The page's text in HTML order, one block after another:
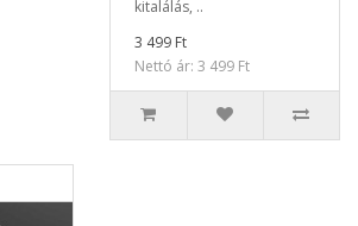
kitalálás, ..
3 499 Ft
Nettó ár: 3 499 Ft